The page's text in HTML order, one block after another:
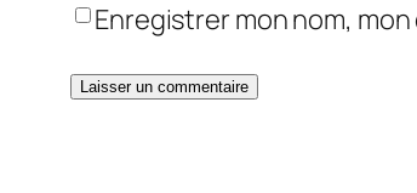
Enregistrer mon nom,